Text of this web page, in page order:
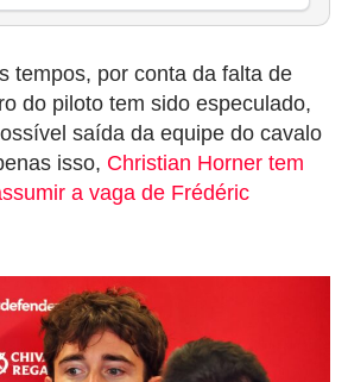
tempos, por conta da falta de
do piloto tem sido especulado,
saída da equipe do cavalo
isso, Christian Horner tem
a vaga de Frédéric